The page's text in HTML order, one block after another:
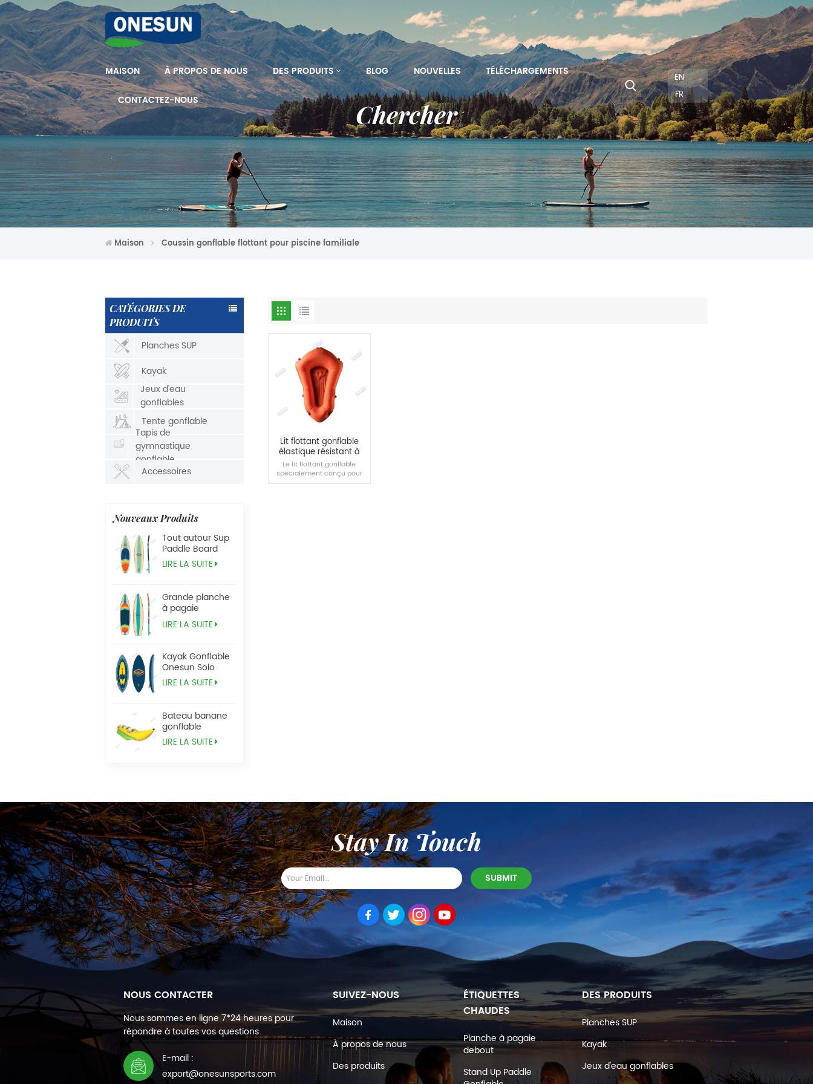
MAISON À PROPOS DE NOUS DES PRODUITS BLOG NOUVELLES TÉLÉCHARGEMENTS
CONTACTEZ-NOUS
EN
FR
Chercher
Maison Coussin gonflable flottant pour piscine familiale
CATÉGORIES DE
PRODUITS
Planches SUP
Kayak
Jeux d'eau
gonflables
Tente gonflable
Tapis de
gymnastique
gonflable
Accessoires
Nouveaux Produits
Tout autour Sup
Paddle Board
LIRE LA SUITE
Grande planche
à pagaie
Tandem Sup
LIRE LA SUITE
Kayak Gonflable
Onesun Solo
LIRE LA SUITE
Bateau banane
gonflable
LIRE LA SUITE
Lit flottant gonflable
élastique résistant à
l'usure
Le lit flottant gonflable
spécialement conçu pour
les vacanciers peut être
Stay In Touch
NOUS CONTACTER
Nous sommes en ligne 7*24 heures pour
répondre à toutes vos questions
E-mail :
export@onesunsports.com
SUIVEZ-NOUS
Maison
À propos de nous
Des produits
ÉTIQUETTES
CHAUDES
Planche à pagaie
debout
Stand Up Paddle
DES PRODUITS
Planches SUP
Kayak
Jeux d'eau gonflables